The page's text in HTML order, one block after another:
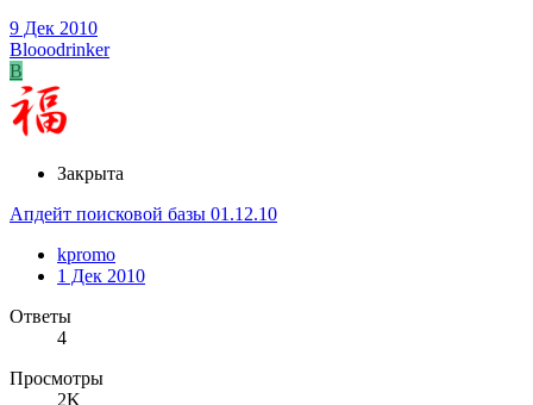
9 Дек 2010
Blooodrinker
B
Закрыта
Апдейт поисковой базы 01.12.10
kpromo
1 Дек 2010
Ответы
4
Просмотры
2K